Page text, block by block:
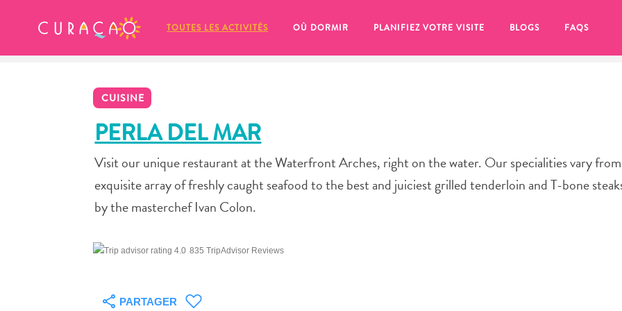
TOUTES LES ACTIVITÉS OÙ DORMIR PLANIFIEZ VOTRE VISITE BLOGS FAQS
CUISINE
PERLA DEL MAR
Visit our unique restaurant at the Waterfront Arches, right on the water. Our specialities vary
exquisite array of freshly caught seafood to the best and juiciest grilled tenderloin and T-bone
by the masterchef Ivan Colon.
835 TripAdvisor Reviews
PARTAGER
MES FAVORIS
It looks like you haven’t saved any
of your favorite places to stay yet.